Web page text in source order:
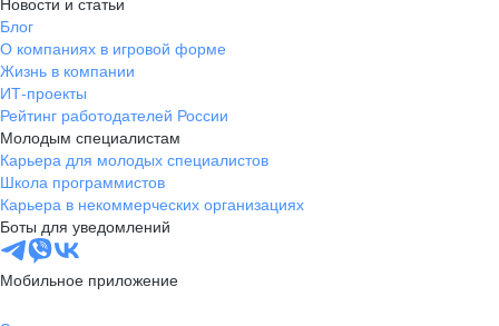
Блог
О компаниях в игровой форме
Жизнь в компании
ИТ-проекты
Рейтинг работодателей России
Молодым специалистам
Карьера для молодых специалистов
Школа программистов
Карьера в некоммерческих организациях
Боты для уведомлений
Мобильное приложение